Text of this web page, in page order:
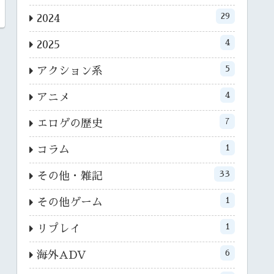
2024 29
2025 4
アクション系 5
アニメ 4
エロゲの歴史 7
コラム 1
その他・雑記 33
その他ゲーム 1
リプレイ 1
海外ADV 6